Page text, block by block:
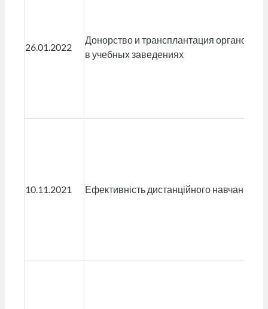
26.01.2022
Донорство и трансплантация органов
в учебных заведениях
10.11.2021 Ефективність дистанційного навчання: